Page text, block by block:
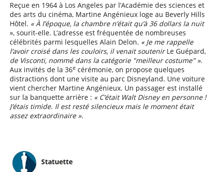
Reçue en 1964 à Los Angeles par l’Académie des sciences et
des arts du cinéma, Martine Angénieux loge au Beverly Hills
Hôtel. « À l’époque, la chambre n’était qu’à 36 dollars la nuit
», sourit-elle. L’adresse est fréquentée de nombreuses
célébrités parmi lesquelles Alain Delon. « Je me rappelle
l’avoir croisé dans les couloirs, il venait soutenirLe Guépard,
de Visconti, nommé dans la catégorie "meilleur costume" ».
Aux invités de la 36e cérémonie, on propose quelques
distractions dont une visite au parc Disneyland. Une voiture
vient chercher Martine Angénieux. Un passager est installé
sur la banquette arrière : « C’était Walt Disney en personne !
J’étais timide. Il est resté silencieux mais le moment était
assez extraordinaire ».
Statuette